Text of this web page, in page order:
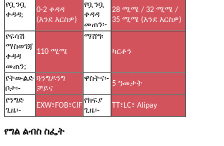
የቧንቧ
ቀዳዳ;
0-2 ቀዳዳ
(እንደ እርስዎ)
የቧንቧ
ቀዳዳ
መጠን፡-
28 ሚሜ / 32 ሚሜ /
35 ሚሜ (እንደ እርስዎ)
የፍሳሽ
ማስወገጃ
ቀዳዳ
መጠን;
110 ሚሜ
ማሸግ፡
ካርቶን
የትውልድ
ቦታ፡-
ጓንግዶንግ
ቻይና
ዋስትና፡-
5 ዓመታት
የንግድ
ጊዜ፡-
EXW፣FOB፣CIF
የክፍያ
ጊዜ፡-
TT፣LC፣ Alipay
የግል ልብስ ስፌት